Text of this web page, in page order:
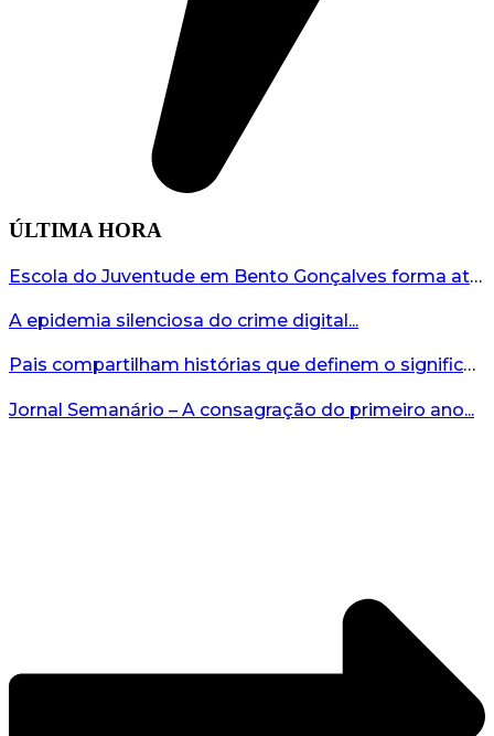
ÚLTIMA HORA
Escola do Juventude em Bento Gonçalves forma atletas da região...
A epidemia silenciosa do crime digital...
Pais compartilham histórias que definem o significado da missão...
Jornal Semanário – A consagração do primeiro ano...